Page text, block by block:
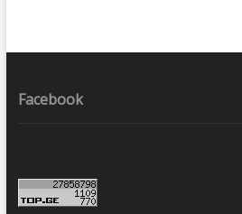
Facebook